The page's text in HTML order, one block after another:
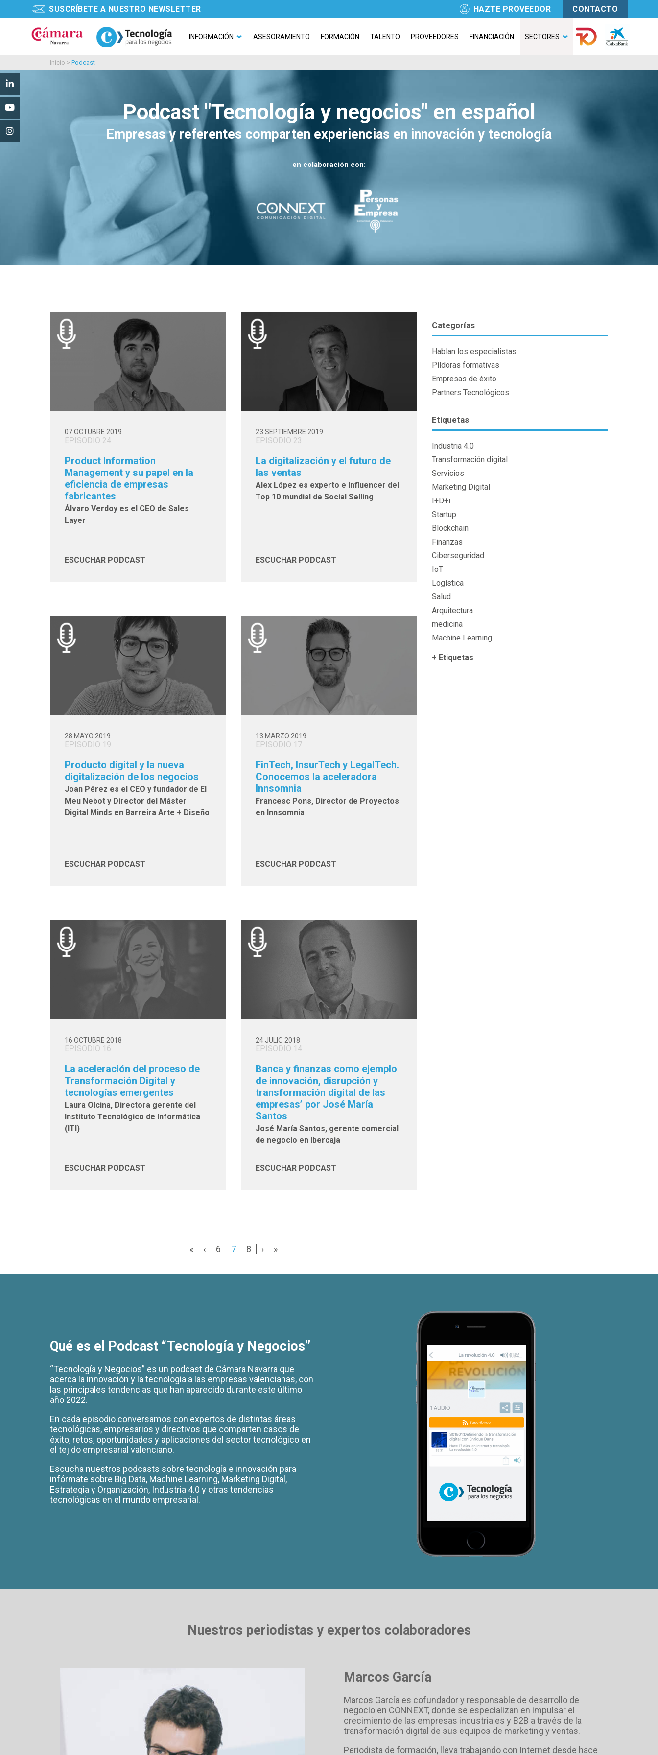
SUSCRÍBETE A NUESTRO NEWSLETTER HAZTE PROVEEDOR CONTACTO
INFORMACIÓN ASESORAMIENTO FORMACIÓN TALENTO PROVEEDORES FINANCIACIÓN SECTORES
Inicio > Podcast
Podcast "Tecnología y negocios" en español
Empresas y referentes comparten experiencias en innovación y tecnología
en colaboración con:
07 OCTUBRE 2019
EPISODIO 24
Product Information
Management y su papel en la
eficiencia de empresas
fabricantes
Álvaro Verdoy es el CEO de Sales
Layer
ESCUCHAR PODCAST
23 SEPTIEMBRE 2019
EPISODIO 23
La digitalización y el futuro de
las ventas
Alex López es experto e Influencer del
Top 10 mundial de Social Selling
ESCUCHAR PODCAST
28 MAYO 2019
EPISODIO 19
Producto digital y la nueva
digitalización de los negocios
Joan Pérez es el CEO y fundador de El
Meu Nebot y Director del Máster
Digital Minds en Barreira Arte + Diseño
ESCUCHAR PODCAST
13 MARZO 2019
EPISODIO 17
FinTech, InsurTech y LegalTech.
Conocemos la aceleradora
Innsomnia
Francesc Pons, Director de Proyectos
en Innsomnia
ESCUCHAR PODCAST
16 OCTUBRE 2018
EPISODIO 16
La aceleración del proceso de
Transformación Digital y
tecnologías emergentes
Laura Olcina, Directora gerente del
Instituto Tecnológico de Informática
(ITI)
ESCUCHAR PODCAST
24 JULIO 2018
EPISODIO 14
Banca y finanzas como ejemplo
de innovación, disrupción y
transformación digital de las
empresas’ por José María
Santos
José María Santos, gerente comercial
de negocio en Ibercaja
ESCUCHAR PODCAST
« ‹ 6 7 8 › »
Categorías
Hablan los especialistas
Píldoras formativas
Empresas de éxito
Partners Tecnológicos
Etiquetas
Industria 4.0
Transformación digital
Servicios
Marketing Digital
I+D+i
Startup
Blockchain
Finanzas
Ciberseguridad
IoT
Logística
Salud
Arquitectura
medicina
Machine Learning
+ Etiquetas
Qué es el Podcast “Tecnología y Negocios”
“Tecnología y Negocios” es un podcast de Cámara Navarra que
acerca la innovación y la tecnología a las empresas valencianas, con
las principales tendencias que han aparecido durante este último
año 2022.
En cada episodio conversamos con expertos de distintas áreas
tecnológicas, empresarios y directivos que comparten casos de
éxito, retos, oportunidades y aplicaciones del sector tecnológico en
el tejido empresarial valenciano.
Escucha nuestros podcasts sobre tecnología e innovación para
infórmate sobre Big Data, Machine Learning, Marketing Digital,
Estrategia y Organización, Industria 4.0 y otras tendencias
tecnológicas en el mundo empresarial.
Nuestros periodistas y expertos colaboradores
Marcos García
Marcos García es cofundador y responsable de desarrollo de
negocio en CONNEXT, donde se especializan en impulsar el
crecimiento de las empresas industriales y B2B a través de la
transformación digital de sus equipos de marketing y ventas.
Periodista de formación, lleva trabajando con Internet desde hace